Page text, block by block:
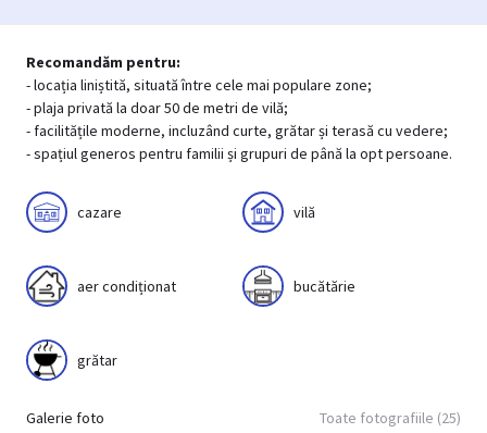
Recomandăm pentru:
- locația liniștită, situată între cele mai populare zone;
- plaja privată la doar 50 de metri de vilă;
- facilitățile moderne, incluzând curte, grătar și terasă cu vedere;
cazare vilă
aer condiționat bucătărie
grătar
Galerie foto Toate fotografiile (25)